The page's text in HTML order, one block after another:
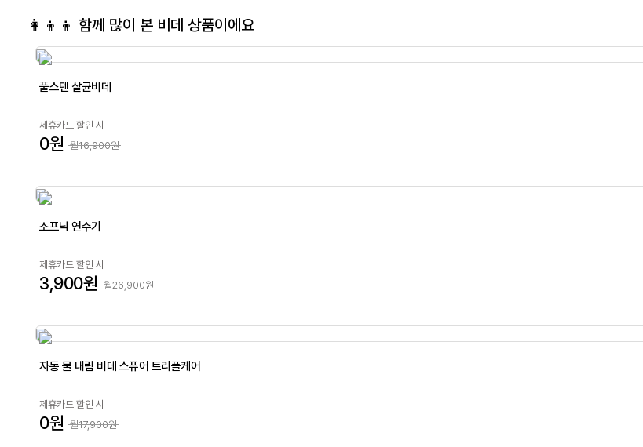
👩‍👦‍👦 함께 많이 본 비데 상품이에요
풀스텐 살균비데
제휴카드 할인 시
0원 월16,900원
소프닉 연수기
제휴카드 할인 시
3,900원 월26,900원
자동 물 내림 비데 스퓨어 트리플케어
제휴카드 할인 시
0원 월17,900원